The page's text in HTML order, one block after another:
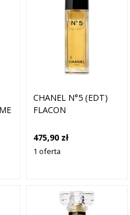
CHANEL N°5 (EDT)
FLACON
475,90 zł
1 oferta